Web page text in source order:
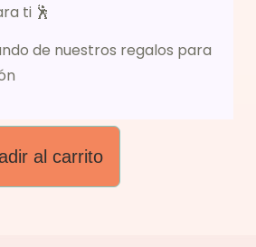
ti 🕺
de nuestros regalos para
al carrito